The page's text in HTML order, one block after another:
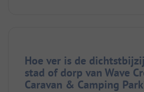
Hoe ver is de
stad of dorp van Wave
Caravan & Camping